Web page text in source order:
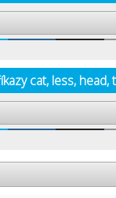
cat, less, head,